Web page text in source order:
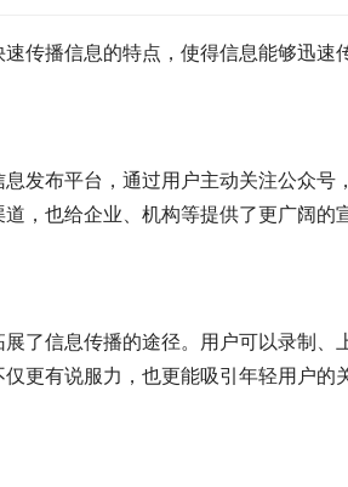
传播信息的特点，使得信息能够迅速
发布平台，通过用户主动关注公众
，也给企业、机构等提供了更广阔的
了信息传播的途径。用户可以录制
更有说服力，也更能吸引年轻用户的